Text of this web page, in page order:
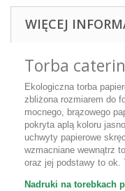
WIĘCEJ
Torba
Ekologiczna torba
zbliżona rozmiarem do
mocnego, brązowego
pokryta aplą koloru
uchwyty papierowe
wzmacniane wewnątrz
oraz jej podstawy to ok.
Nadruki na torebkach